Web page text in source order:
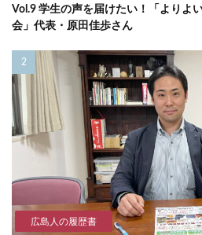
Vol.9 学生の声を届けたい！「よりよ
会」代表・原田佳歩さん
広島人の履歴書